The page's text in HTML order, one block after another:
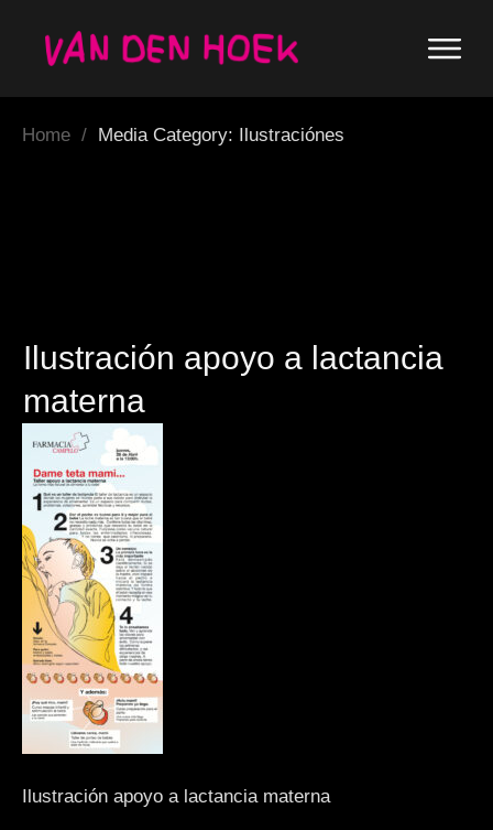
Home / Media Category: Ilustraciónes
Ilustración apoyo a lactancia
materna
Ilustración apoyo a lactancia materna